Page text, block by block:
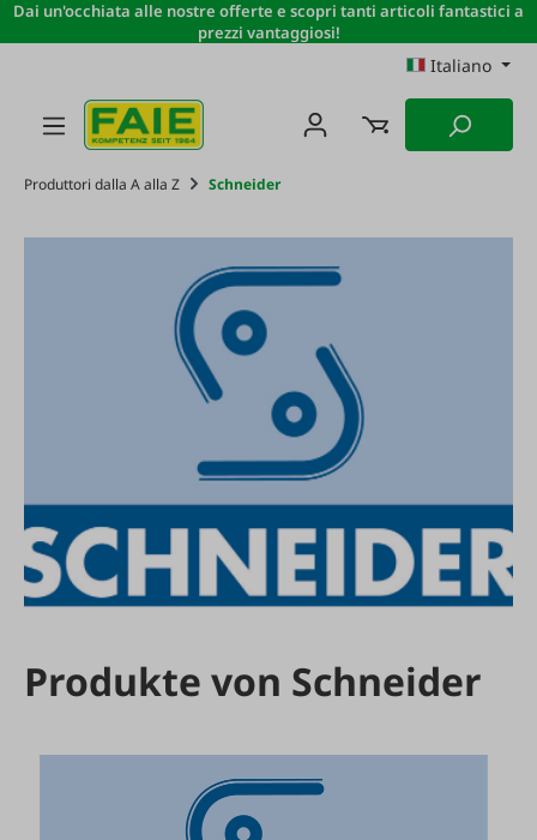
Passa al contenuto principale
Dai un'occhiata alle nostre offerte e scopri tanti articoli fantastici a
prezzi vantaggiosi!
Italiano
Produttori dalla A alla Z Schneider
Produkte von Schneider